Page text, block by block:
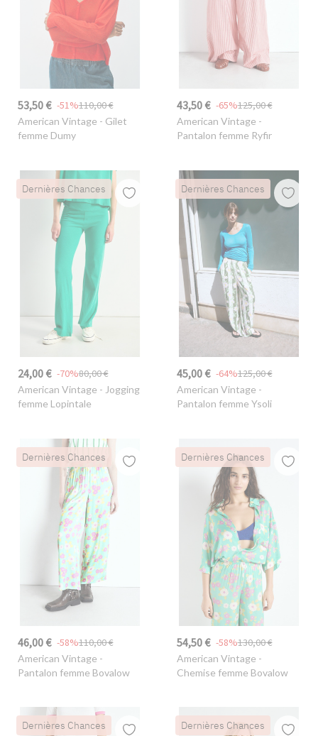
53,50 € 110,00 €
-51%
American Vintage - Gilet
femme Dumy
43,50 € 125,00 €
-65%
American Vintage -
Pantalon femme Ryfir
Dernières Chances
24,00 € 80,00 €
-70%
American Vintage - Jogging
femme Lopintale
Dernières Chances
45,00 € 125,00 €
-64%
American Vintage -
Pantalon femme Ysoli
Dernières Chances
46,00 € 110,00 €
-58%
American Vintage -
Pantalon femme Bovalow
Dernières Chances
54,50 € 130,00 €
-58%
American Vintage -
Chemise femme Bovalow
Dernières Chances Dernières Chances